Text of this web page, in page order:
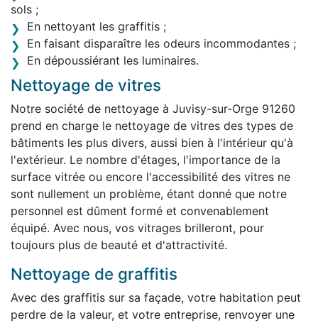
sols ;
En nettoyant les graffitis ;
En faisant disparaître les odeurs incommodantes ;
En dépoussiérant les luminaires.
Nettoyage de vitres
Notre société de nettoyage à Juvisy-sur-Orge 91260
prend en charge le nettoyage de vitres des types de
bâtiments les plus divers, aussi bien à l'intérieur qu'à
l'extérieur. Le nombre d'étages, l'importance de la
surface vitrée ou encore l'accessibilité des vitres ne
sont nullement un problème, étant donné que notre
personnel est dûment formé et convenablement
équipé. Avec nous, vos vitrages brilleront, pour
toujours plus de beauté et d'attractivité.
Nettoyage de graffitis
Avec des graffitis sur sa façade, votre habitation peut
perdre de la valeur, et votre entreprise, renvoyer une